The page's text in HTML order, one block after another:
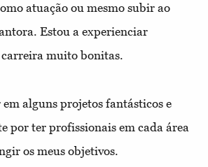
atuação ou mesmo subir ao
Estou a experienciar
muito bonitas.
alguns projetos fantásticos e
por ter profissionais em cada área
os meus objetivos.